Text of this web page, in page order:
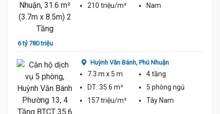
6 tỷ 780 triệu
210 triệu/m²
Nam
Huỳnh Văn Bánh, Phú Nhuận
7.3 m x 5 m
4 tầng
DT: 35.6 m² 5 phòng ngủ
157 triệu/m²
Tây Nam